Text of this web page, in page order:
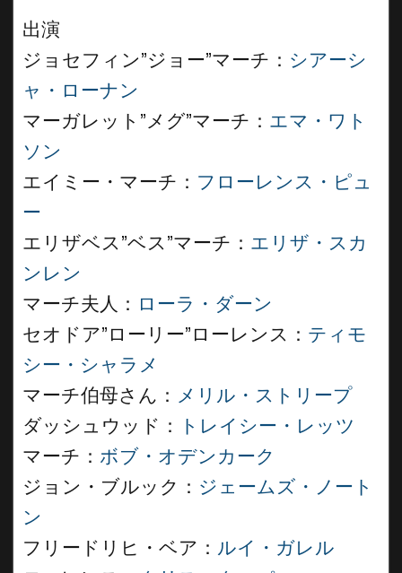
出演
ジョセフィン”ジョー”マーチ： シアーシ
ャ・ローナン
マーガレット”メグ”マーチ： エマ・ワト
ソン
エイミー・マーチ： フローレンス・ピュ
ー
エリザベス”ベス”マーチ： エリザ・スカ
ンレン
マーチ夫人： ローラ・ダーン
セオドア”ローリー”ローレンス： ティモ
シー・シャラメ
マーチ伯母さん： メリル・ストリープ
ダッシュウッド：
トレイシー・レッツ
マーチ： ボブ・オデンカーク
ジョン・ブルック： ジェームズ・ノート
ン
フリードリヒ・ベア： ルイ・ガレル